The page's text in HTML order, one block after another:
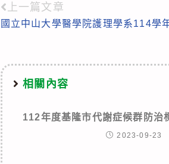
Read
more
上一篇文章
國立中山大學醫學院護理學系114學
相關內容
112年度基隆市代謝症候群防治
2023-09-23